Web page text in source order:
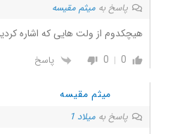
پاسخ به میثم مقیسه
هيچکدوم از ولت هایی که اشاره
0
0 پاسخ
میثم مقیسه
پاسخ به میلاد 1